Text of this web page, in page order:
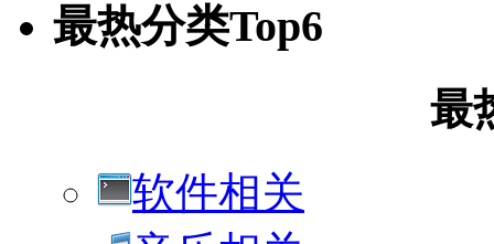
最热分类Top6
最
软件相关